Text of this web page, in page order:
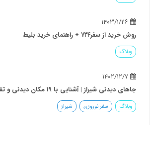
روش خرید از سفر۷۲۴ + راهنمای خرید بلیط
وبلاگ
جاهای دیدنی شیراز | آشنایی با ۱۹ مکان دیدنی و تفریحی
وبلاگ سفر نوروزی شیراز